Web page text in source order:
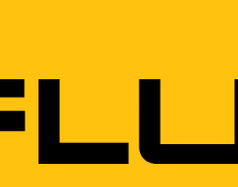
Cabos Elétricos
–
– Volume I
Technical Papers
de aplicação para os